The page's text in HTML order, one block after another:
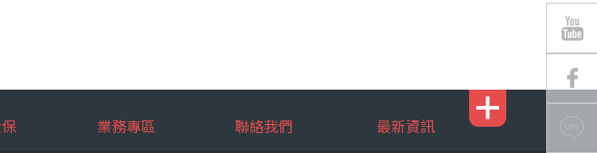
整時，基於蒐集目的業務之執行，錠嵂公司將有可能延後、提供未完整或
業務專區 聯絡我們 最新資訊